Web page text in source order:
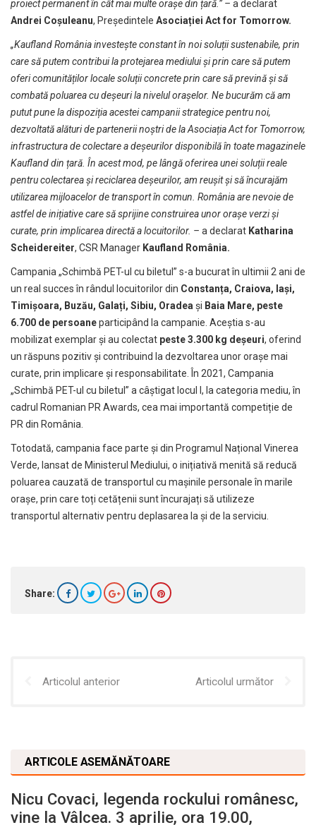
proiect permanent în cât mai multe orașe din țară.” – a declarat
Andrei Coșuleanu, Președintele Asociației Act for Tomorrow.
„Kaufland România investește constant în noi soluții sustenabile, prin
care să putem contribui la protejarea mediului și prin care să putem
oferi comunităților locale soluții concrete prin care să prevină și să
combată poluarea cu deșeuri la nivelul orașelor. Ne bucurăm că am
putut pune la dispoziția acestei campanii strategice pentru noi,
dezvoltată alături de partenerii noștri de la Asociația Act for Tomorrow,
infrastructura de colectare a deșeurilor disponibilă în toate magazinele
Kaufland din țară. În acest mod, pe lângă oferirea unei soluții reale
pentru colectarea și reciclarea deșeurilor, am reușit și să încurajăm
utilizarea mijloacelor de transport în comun. România are nevoie de
astfel de inițiative care să sprijine construirea unor orașe verzi și
curate, prin implicarea directă a locuitorilor. – a declarat Katharina
Scheidereiter, CSR Manager Kaufland România.
Campania „Schimbă PET-ul cu biletul” s-a bucurat în ultimii 2 ani de
un real succes în rândul locuitorilor din Constanța, Craiova, Iași,
Timișoara, Buzău, Galați, Sibiu, Oradeași Baia Mare, peste
6.700 de persoaneparticipând la campanie. Aceștia s-au
mobilizat exemplar și au colectat peste 3.300 kg deșeuri, oferind
un răspuns pozitiv și contribuind la dezvoltarea unor orașe mai
curate, prin implicare și responsabilitate. În 2021, Campania
„Schimbă PET-ul cu biletul” a câștigat locul I, la categoria mediu, în
cadrul Romanian PR Awards, cea mai importantă competiție de
PR din România.
Totodată, campania face parte și din Programul Național Vinerea
Verde, lansat de Ministerul Mediului, o inițiativă menită să reducă
poluarea cauzată de transportul cu mașinile personale în marile
orașe, prin care toți cetățenii sunt încurajați să utilizeze
transportul alternativ pentru deplasarea la și de la serviciu.
Share:
Articolul anterior Articolul următor
ARTICOLE ASEMĂNĂTOARE
Nicu Covaci, legenda rockului românesc,
vine la Vâlcea. 3 aprilie, ora 19.00,